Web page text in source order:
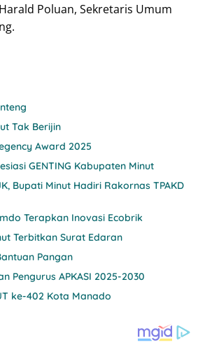
Poluan, Sekretaris Umum
Tak Berijin
Award 2025
GENTING Kabupaten Minut
Bupati Minut Hadiri Rakornas TPAKD
Terapkan Inovasi Ecobrik
Terbitkan Surat Edaran
Pangan
Pengurus APKASI 2025-2030
ke-402 Kota Manado